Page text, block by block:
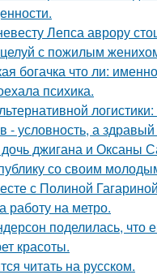
Лепса аврору
с пожилым
богачка что ли:
психика.
- условность, а
джигана и Оксаны
со своим
с Полиной
работу на метро.
поделилась, что
красоты.
читать на русском.